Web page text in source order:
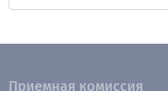
Приемная комиссия